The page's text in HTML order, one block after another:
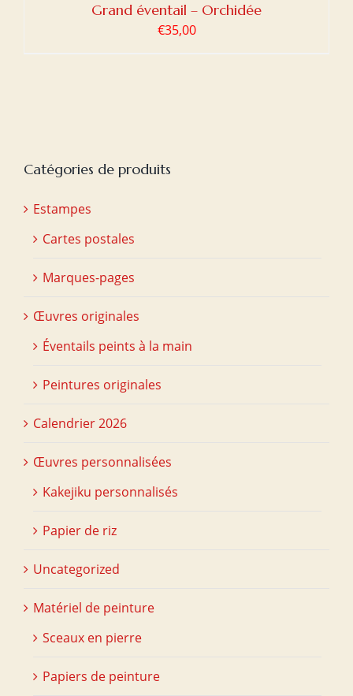
Grand éventail – Orchidée
€35,00
Catégories de produits
Estampes
Cartes postales
Marques-pages
Œuvres originales
Éventails peints à la main
Peintures originales
Calendrier 2026
Œuvres personnalisées
Kakejiku personnalisés
Papier de riz
Uncategorized
Matériel de peinture
Sceaux en pierre
Papiers de peinture